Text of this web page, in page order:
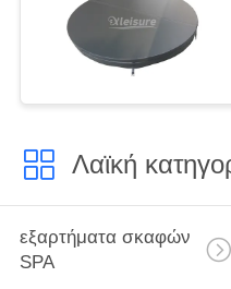
Λαϊκή
εξαρτήματα σκαφών
SPA